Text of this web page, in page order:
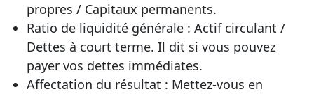
propres / Capitaux permanents.
Ratio de liquidité générale : Actif circulant /
Dettes à court terme. Il dit si vous pouvez
payer vos dettes immédiates.
Affectation du résultat : Mettez-vous en